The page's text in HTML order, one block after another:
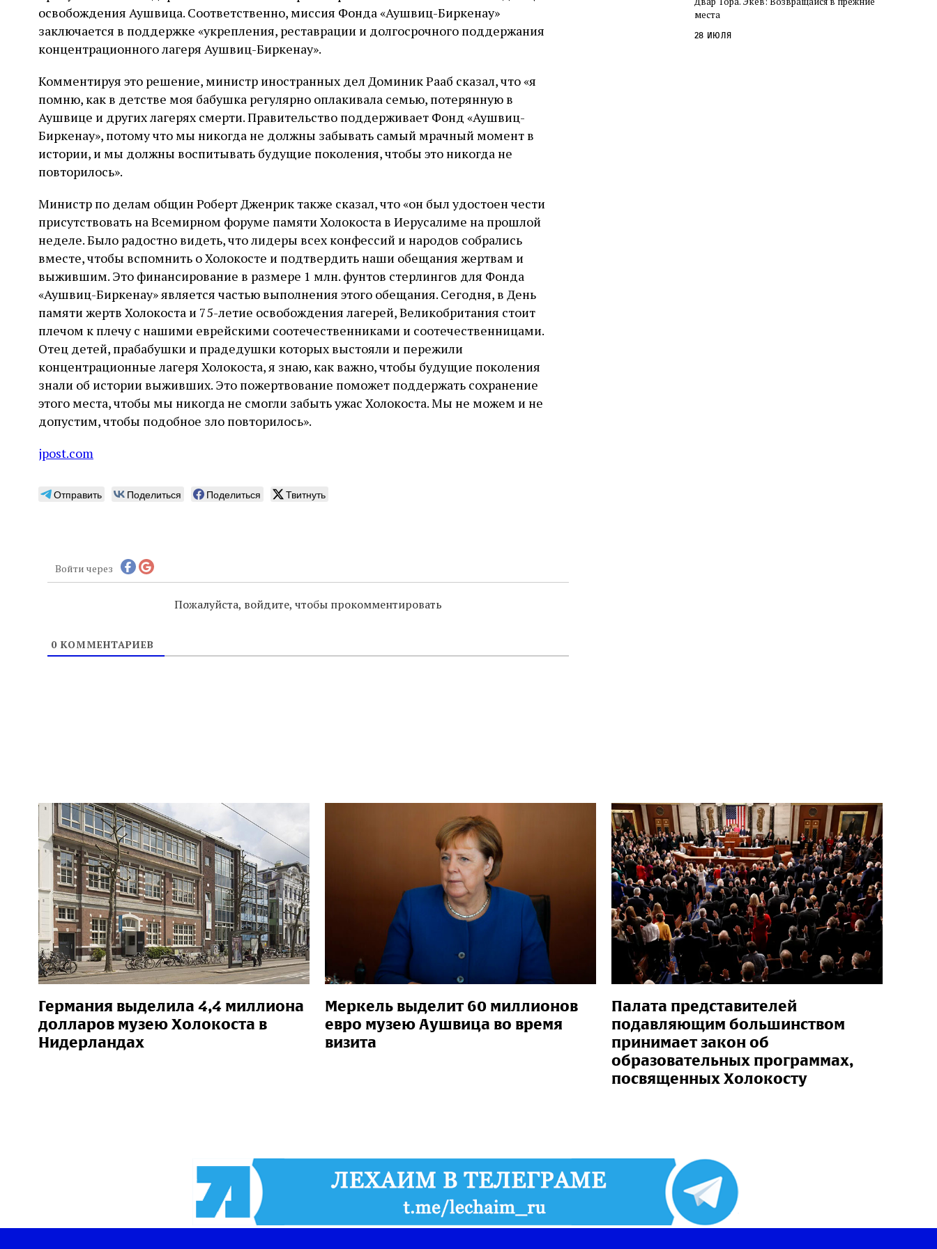
освобождения Аушвица. Соответственно, миссия Фонда «Аушвиц-Биркенау»
заключается в поддержке «укрепления, реставрации и долгосрочного поддержания
концентрационного лагеря Аушвиц-Биркенау».
Комментируя это решение, министр иностранных дел Доминик Рааб сказал, что «я
помню, как в детстве моя бабушка регулярно оплакивала семью, потерянную в
Аушвице и других лагерях смерти. Правительство поддерживает Фонд «Аушвиц-
Биркенау», потому что мы никогда не должны забывать самый мрачный момент в
истории, и мы должны воспитывать будущие поколения, чтобы это никогда не
повторилось».
Министр по делам общин Роберт Дженрик также сказал, что «он был удостоен чести
присутствовать на Всемирном форуме памяти Холокоста в Иерусалиме на прошлой
неделе. Было радостно видеть, что лидеры всех конфессий и народов собрались
вместе, чтобы вспомнить о Холокосте и подтвердить наши обещания жертвам и
выжившим. Это финансирование в размере 1 млн. фунтов стерлингов для Фонда
«Аушвиц-Биркенау» является частью выполнения этого обещания. Сегодня, в День
памяти жертв Холокоста и 75-летие освобождения лагерей, Великобритания стоит
плечом к плечу с нашими еврейскими соотечественниками и соотечественницами.
Отец детей, прабабушки и прадедушки которых выстояли и пережили
концентрационные лагеря Холокоста, я знаю, как важно, чтобы будущие поколения
знали об истории выживших. Это пожертвование поможет поддержать сохранение
этого места, чтобы мы никогда не смогли забыть ужас Холокоста. Мы не можем и не
допустим, чтобы подобное зло повторилось».
jpost.com
Отправить Поделиться Поделиться Твитнуть
Войти через
Пожалуйста, войдите, чтобы прокомментировать
0КОММЕНТАРИЕВ
слово в переводе Библии
места
28 июля
Германия выделила 4,4 миллиона
долларов музею Холокоста в
Нидерландах
Меркель выделит 60 миллионов
евро музею Аушвица во время
визита
Палата представителей
подавляющим большинством
принимает закон об
образовательных программах,
посвященных Холокосту